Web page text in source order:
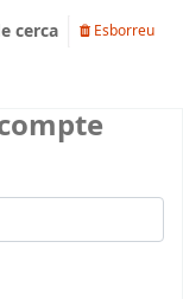
cerca Esborreu